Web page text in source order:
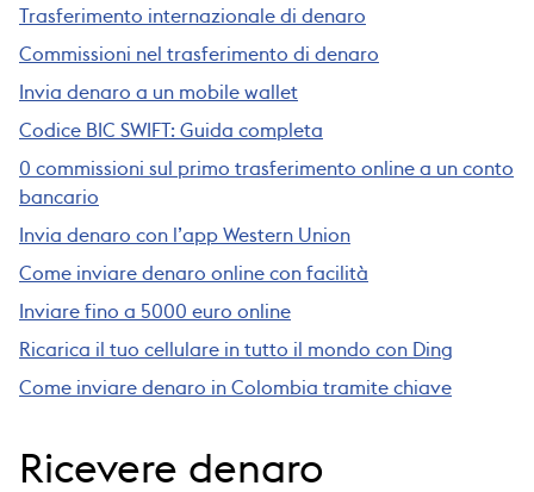
Trasferimento internazionale di denaro
Commissioni nel trasferimento di denaro
Invia denaro a un mobile wallet
Codice BIC SWIFT: Guida completa
0 commissioni sul primo trasferimento online a un conto
bancario
Invia denaro con l’app Western Union
Come inviare denaro online con facilità
Inviare fino a 5000 euro online
Ricarica il tuo cellulare in tutto il mondo con Ding
Come inviare denaro in Colombia tramite chiave
Ricevere denaro